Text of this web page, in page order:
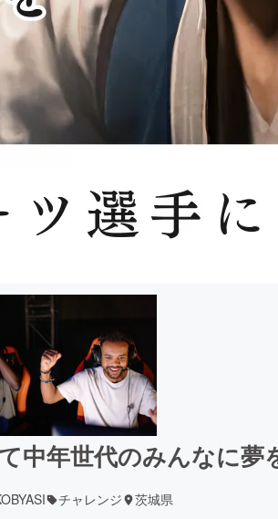
中年世代のみんなに夢
チャレンジ 茨城県